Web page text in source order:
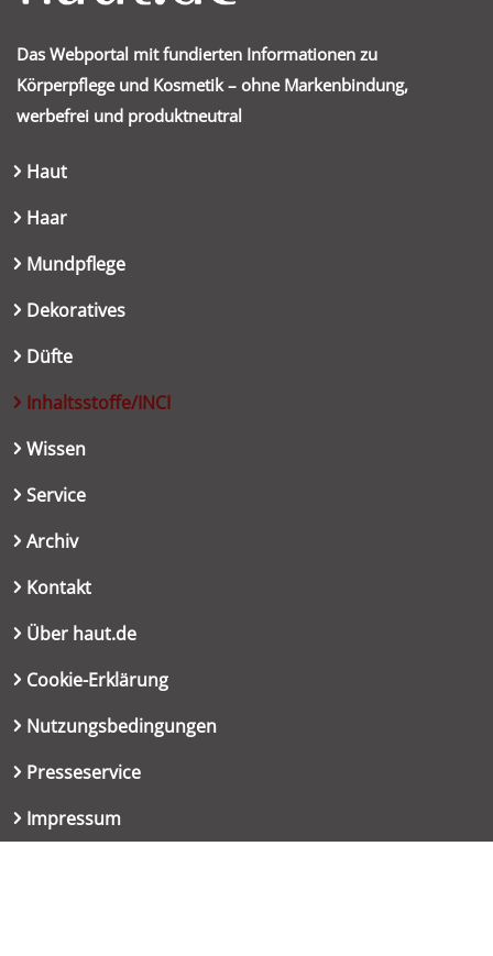
Das Webportal mit fundierten Informationen zu
Körperpflege und Kosmetik – ohne Markenbindung,
werbefrei und produktneutral
Haut
Haar
Mundpflege
Dekoratives
Düfte
Inhaltsstoffe/INCI
Wissen
Service
Archiv
Kontakt
Über haut.de
Cookie-Erklärung
Nutzungsbedingungen
Presseservice
Impressum